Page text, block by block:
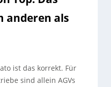
anderen als
ist das korrekt. Für
sind allein AGVs